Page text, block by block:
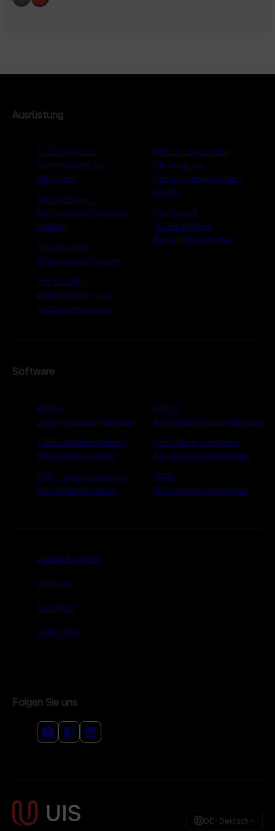
Ausrüstung
TiltTraySorter -
Sortiersystem für
Kleingüter
SwitchSorter –
Sortiersystem für große
Ladung
Pick by Light –
Warenauswahlsystem
Put to Light -
Warensortier- und -
platzierungssystem
Metrix – System zur
Messung von
Ladungsgewicht und -
größe
Poshtomat –
automatisierte
Bestellliefersysteme
Software
WMS –
Lagerverwaltungssystem
TMS – Kurierzustellung
Managementsystem
HUB – Stammtransport
Managementsystem
OMS –
Auftragsverwaltungssystem
PostOffice – Postamt-
Automatisierungssystem
YARD -
Hofmanagementsystem
Unsere Projekte
Über uns
Kontakte
Unser Blog
Folgen Sie uns
DE · Deutsch